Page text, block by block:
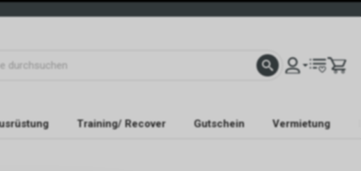
Training/ Recover Gutschein Vermietung